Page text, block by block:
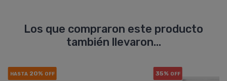
Los que compraron este producto
también llevaron...
HASTA20% OFF 35% OFF